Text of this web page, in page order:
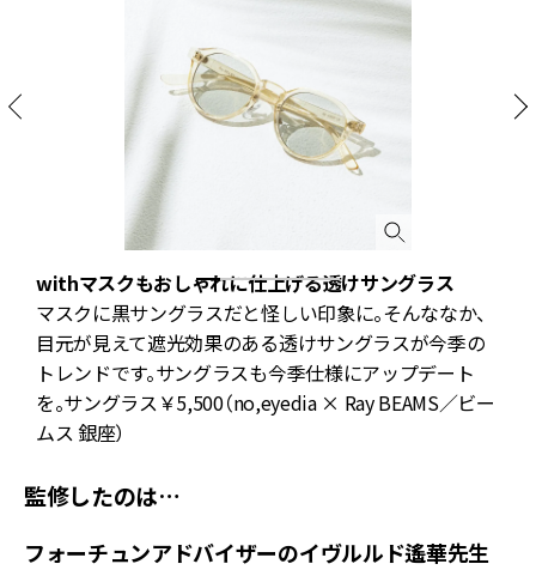
withマスクもおしゃれに仕上げる透けサングラス
マスクに黒サングラスだと怪しい印象に。そんななか、
目元が見えて遮光効果のある透けサングラスが今季の
トレンドです。サングラスも今季仕様にアップデート
を。サングラス￥5,500（no,eyedia × Ray BEAMS／ビー
ムス 銀座）
監修したのは…
フォーチュンアドバイザーのイヴルルド遙華先生